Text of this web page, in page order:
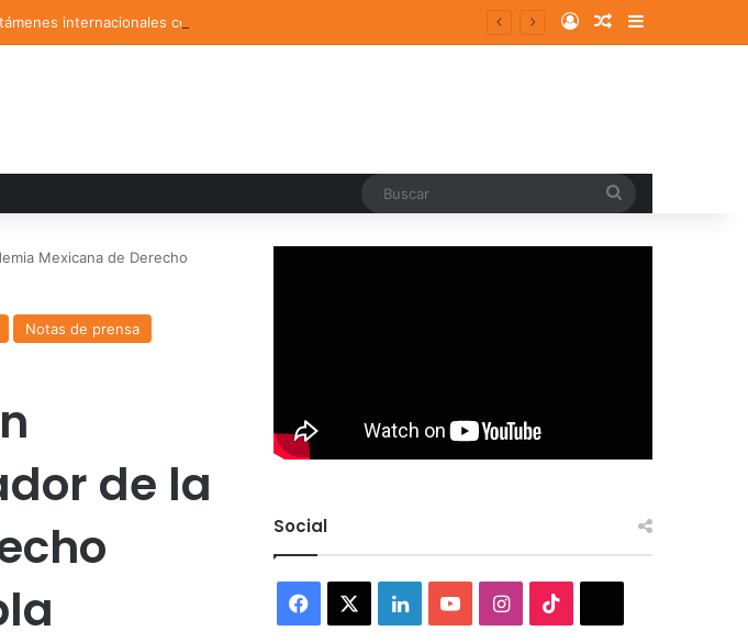
internacionales celebrados en España Log InRandom Article
Sidebar
Mexicana de Derecho
Notas de prensa
de la
Social
Facebook LinkedInYouTubeInstagram